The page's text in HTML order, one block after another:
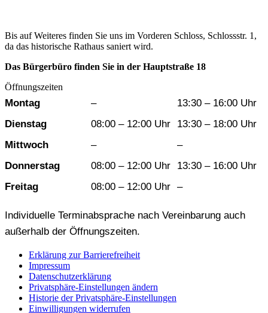
Bis auf Weiteres finden Sie uns im Vorderen Schloss, Schlossstr. 1,
da das historische Rathaus saniert wird.
Das Bürgerbüro finden Sie in der Hauptstraße 18
Öffnungszeiten
Wochentag
Montag –
13:30 – 16:00 Uhr
Dienstag
08:00 – 12:00 Uhr
13:30 – 18:00 Uhr
Mittwoch
–
–
Donnerstag
08:00 – 12:00 Uhr
13:30 – 16:00 Uhr
Freitag
08:00 – 12:00 Uhr –
Individuelle Terminabsprache nach Vereinbarung auch
außerhalb der Öffnungszeiten.
Erklärung zur Barrierefreiheit
Impressum
Datenschutzerklärung
Privatsphäre-Einstellungen ändern
Historie der Privatsphäre-Einstellungen
Einwilligungen widerrufen